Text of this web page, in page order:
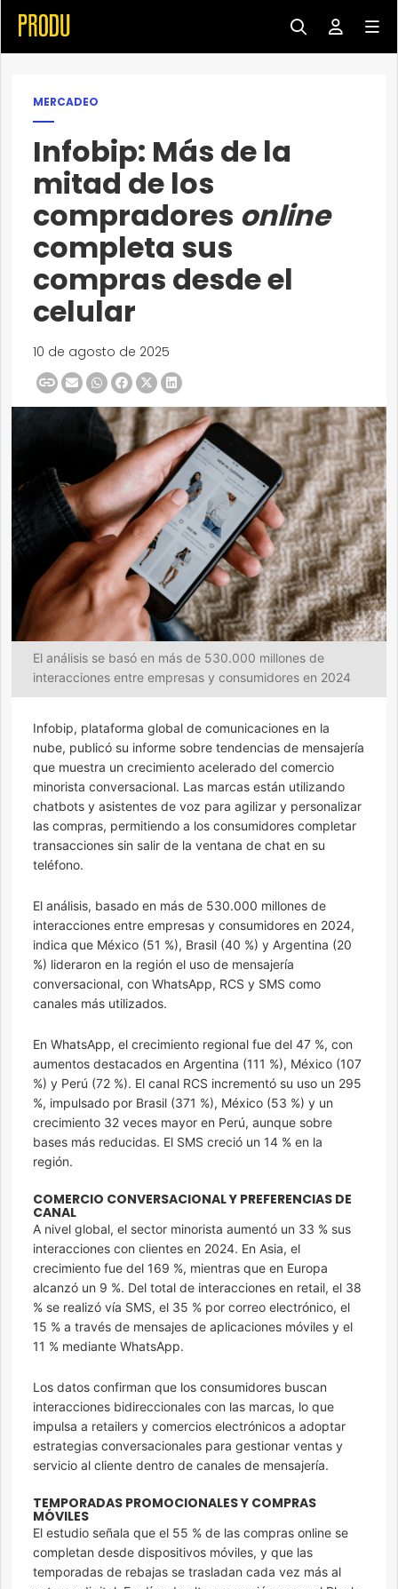
MERCADEO
Infobip: Más de la
mitad de los
compradores online
completa sus
compras desde el
celular
10 de agosto de 2025
El análisis se basó en más de 530.000 millones de
interacciones entre empresas y consumidores en 2024
Infobip, plataforma global de comunicaciones en la
nube, publicó su informe sobre tendencias de mensajería
que muestra un crecimiento acelerado del comercio
minorista conversacional. Las marcas están utilizando
chatbots y asistentes de voz para agilizar y personalizar
las compras, permitiendo a los consumidores completar
transacciones sin salir de la ventana de chat en su
teléfono.
El análisis, basado en más de 530.000 millones de
interacciones entre empresas y consumidores en 2024,
indica que México (51 %), Brasil (40 %) y Argentina (20
%) lideraron en la región el uso de mensajería
conversacional, con WhatsApp, RCS y SMS como
canales más utilizados.
En WhatsApp, el crecimiento regional fue del 47 %, con
aumentos destacados en Argentina (111 %), México (107
%) y Perú (72 %). El canal RCS incrementó su uso un 295
%, impulsado por Brasil (371 %), México (53 %) y un
crecimiento 32 veces mayor en Perú, aunque sobre
bases más reducidas. El SMS creció un 14 % en la
región.
COMERCIO CONVERSACIONAL Y PREFERENCIAS DE
CANAL
A nivel global, el sector minorista aumentó un 33 % sus
interacciones con clientes en 2024. En Asia, el
crecimiento fue del 169 %, mientras que en Europa
alcanzó un 9 %. Del total de interacciones en retail, el 38
% se realizó vía SMS, el 35 % por correo electrónico, el
15 % a través de mensajes de aplicaciones móviles y el
11 % mediante WhatsApp.
Los datos confirman que los consumidores buscan
interacciones bidireccionales con las marcas, lo que
impulsa a retailers y comercios electrónicos a adoptar
estrategias conversacionales para gestionar ventas y
servicio al cliente dentro de canales de mensajería.
TEMPORADAS PROMOCIONALES Y COMPRAS
MÓVILES
El estudio señala que el 55 % de las compras online se
completan desde dispositivos móviles, y que las
temporadas de rebajas se trasladan cada vez más al